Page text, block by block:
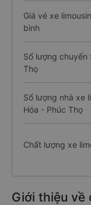
Giá vé xe
bình
Số lượng chuyến
Thọ
Số lượng nhà xe
Hóa - Phúc Thọ
Chất lượng xe
Giới thiệu về